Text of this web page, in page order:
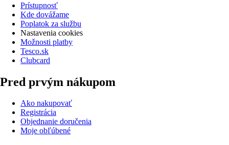
Prístupnosť
Kde dovážame
Poplatok za službu
Nastavenia cookies
Možnosti platby
Tesco.sk
Clubcard
Pred prvým nákupom
Ako nakupovať
Registrácia
Objednanie doručenia
Moje obľúbené